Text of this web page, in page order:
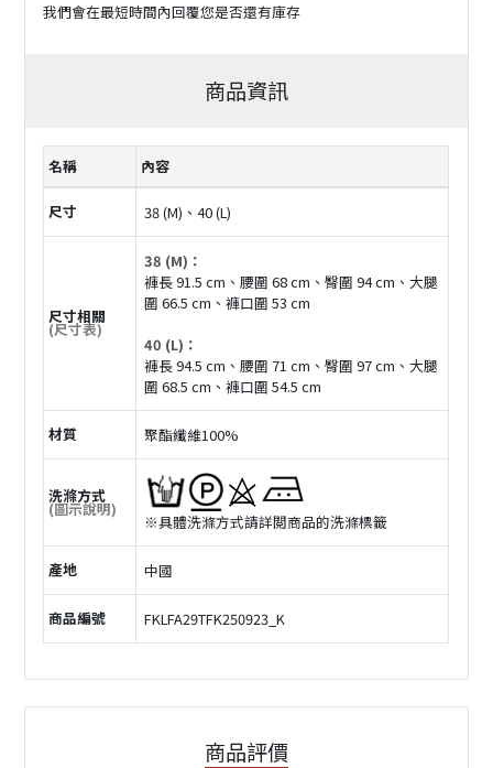
我們會在最短時間內回覆您是否還有庫存
商品資訊
名稱 內容
尺寸 38 (M)、40 (L)
尺寸相關
(尺寸表)
38 (M)：
褲長 91.5 cm、腰圍 68 cm、臀圍 94 cm、大腿
圍 66.5 cm、褲口圍 53 cm
40 (L)：
褲長 94.5 cm、腰圍 71 cm、臀圍 97 cm、大腿
圍 68.5 cm、褲口圍 54.5 cm
材質 聚酯纖維100%
洗滌方式
(圖示說明)
※具體洗滌方式請詳閲商品的洗滌標籤
產地 中國
商品編號 FKLFA29TFK250923_K
商品評價